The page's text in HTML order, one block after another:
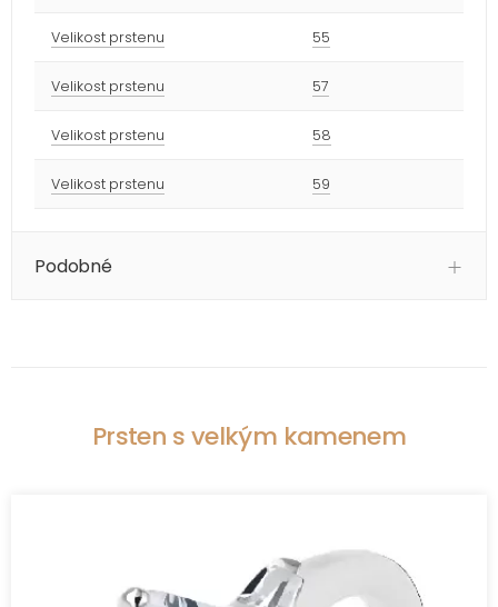
Velikost prstenu 55
Velikost prstenu 57
Velikost prstenu 58
Velikost prstenu 59
Podobné
Prsten s velkým kamenem